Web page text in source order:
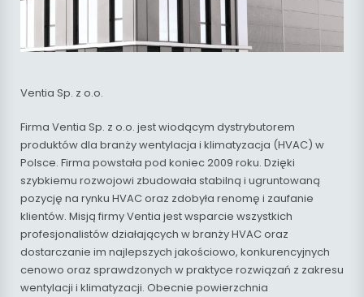
Ventia Sp. z o.o.
Firma Ventia Sp. z o.o. jest wiodącym dystrybutorem
produktów dla branży wentylacja i klimatyzacja (HVAC) w
Polsce. Firma powstała pod koniec 2009 roku. Dzięki
szybkiemu rozwojowi zbudowała stabilną i ugruntowaną
pozycję na rynku HVAC oraz zdobyła renomę i zaufanie
klientów. Misją firmy Ventia jest wsparcie wszystkich
profesjonalistów działających w branży HVAC oraz
dostarczanie im najlepszych jakościowo, konkurencyjnych
cenowo oraz sprawdzonych w praktyce rozwiązań z zakresu
wentylacji i klimatyzacji. Obecnie powierzchnia